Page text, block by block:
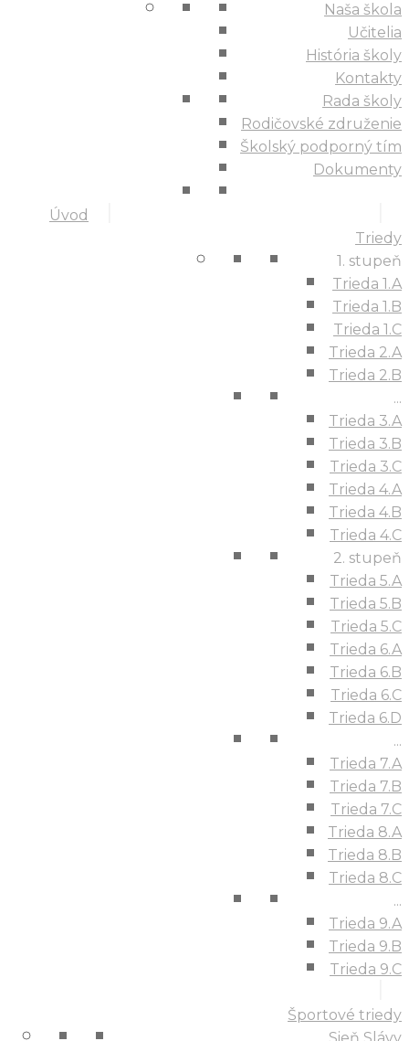
Úvod
Naša škola
Učitelia
História školy
Kontakty
Rada školy
Rodičovské združenie
Školský podporný tím
Dokumenty
Triedy
1. stupeň
Trieda 1.A
Trieda 1.B
Trieda 1.C
Trieda 2.A
Trieda 2.B
...
Trieda 3.A
Trieda 3.B
Trieda 3.C
Trieda 4.A
Trieda 4.B
Trieda 4.C
2. stupeň
Trieda 5.A
Trieda 5.B
Trieda 5.C
Trieda 6.A
Trieda 6.B
Trieda 6.C
Trieda 6.D
...
Trieda 7.A
Trieda 7.B
Trieda 7.C
Trieda 8.A
Trieda 8.B
Trieda 8.C
...
Trieda 9.A
Trieda 9.B
Trieda 9.C
Športové triedy